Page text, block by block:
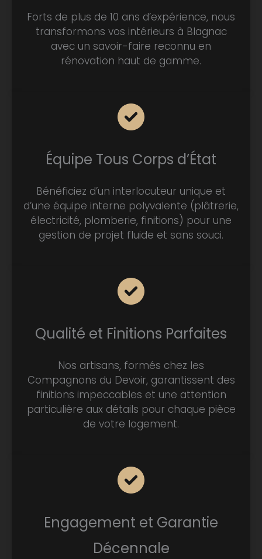
Forts de plus de 10 ans d’expérience, nous
transformons vos intérieurs à Blagnac
avec un savoir-faire reconnu en
rénovation haut de gamme.
Équipe Tous Corps d’État
Bénéficiez d’un interlocuteur unique et
d’une équipe interne polyvalente (plâtrerie,
électricité, plomberie, finitions) pour une
gestion de projet fluide et sans souci.
Qualité et Finitions Parfaites
Nos artisans, formés chez les
Compagnons du Devoir, garantissent des
finitions impeccables et une attention
particulière aux détails pour chaque pièce
de votre logement.
Engagement et Garantie
Décennale